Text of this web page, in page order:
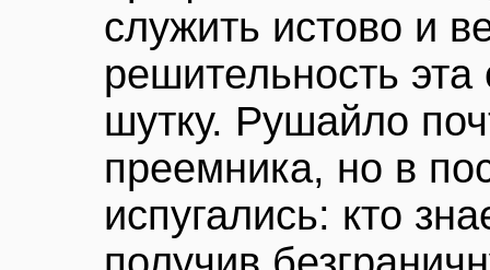
служить истово и
решительность
шутку. Рушайло
преемника, но в
испугались: кто